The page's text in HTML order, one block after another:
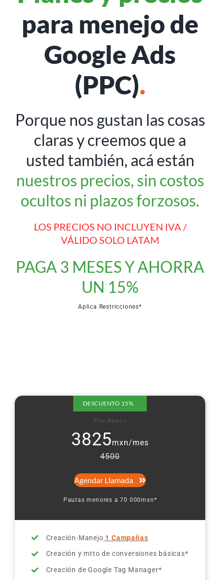
para menejo de
Google Ads
(PPC).
Porque nos gustan las cosas
claras y creemos que a
usted también, acá están
nuestros precios, sin costos
ocultos ni plazos forzosos.
LOS PRECIOS NO INCLUYEN IVA /
VÁLIDO SOLO LATAM
PAGA 3 MESES Y AHORRA
UN 15%
Aplica Restricciones*
DESCUENTO 15%
Plan Básico
3825mxn/mes
4500
Agendar Llamada
Pautas menores a 70 000mxn*
Creación-Manejo 1 Campañas
Creación y mtto de conversiones básicas*
Creación de Google Tag Manager*